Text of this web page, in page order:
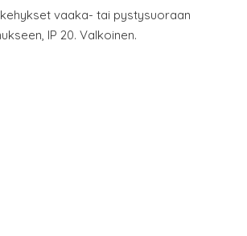
vaaka- tai pystysuoraan
IP 20. Valkoinen.